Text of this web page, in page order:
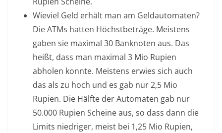
Wieviel Geld erhält man am Geldautomaten?
Die ATMs hatten Höchstbeträge. Meistens
gaben sie maximal 30 Banknoten aus. Das
heißt, dass man maximal 3 Mio Rupien
abholen konnte. Meistens erwies sich auch
das als zu hoch und es gab nur 2,5 Mio
Rupien. Die Hälfte der Automaten gab nur
50.000 Rupien Scheine aus, so dass dann die
Limits niedriger, meist bei 1,25 Mio Rupien,